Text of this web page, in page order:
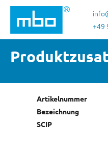
Hauptinhalt springen
Zur Suche springen
Zur Hauptnavigation
+49
Artikelnummer
Bezeichnung
SCIP